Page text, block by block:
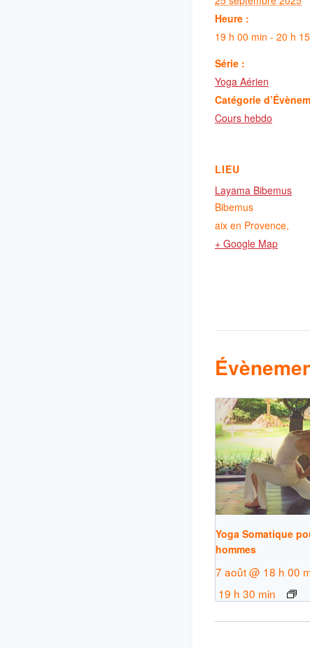
Heure :
19 h 00 min - 20 h
Série :
Yoga Aérien
Catégorie
Cours hebdo
LIEU
Layama Bibemus
Bibemus
aix en Provence,
+ Google Map
Yoga Somatique
hommes
7 août @ 18 h 00
19 h 30 min